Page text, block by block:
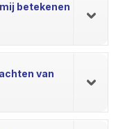
betekenen
van